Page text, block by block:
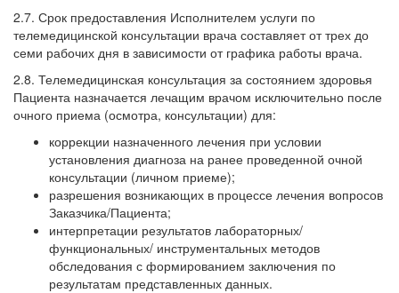
2.7. Срок предоставления Исполнителем услуги по
телемедицинской консультации врача составляет от трех до
семи рабочих дня в зависимости от графика работы врача.
2.8. Телемедицинская консультация за состоянием здоровья
Пациента назначается лечащим врачом исключительно после
очного приема (осмотра, консультации) для:
коррекции назначенного лечения при условии
установления диагноза на ранее проведенной очной
консультации (личном приеме);
разрешения возникающих в процессе лечения вопросов
Заказчика/Пациента;
интерпретации результатов лабораторных/
функциональных/ инструментальных методов
обследования с формированием заключения по
результатам представленных данных.